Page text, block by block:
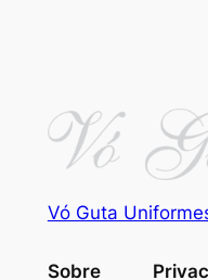
Vó Guta
Sobre